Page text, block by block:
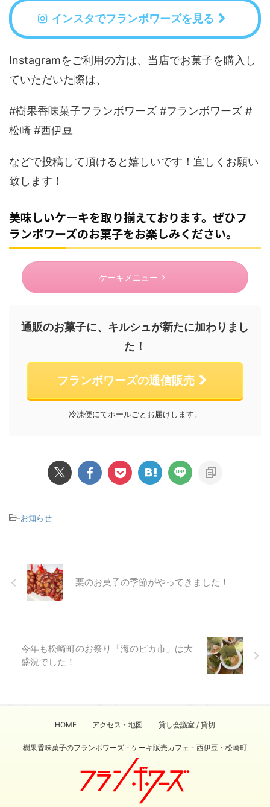
インスタでフランボワーズを見る
Instagramをご利用の方は、当店でお菓子を購入し
ていただいた際は、
#樹果香味菓子フランボワーズ #フランボワーズ #
松崎 #西伊豆
などで投稿して頂けると嬉しいです！宜しくお願い
致します！
美味しいケーキを取り揃えております。ぜひフ
ランボワーズのお菓子をお楽しみください。
ケーキメニュー
通販のお菓子に、キルシュが新たに加わりまし
た！
フランボワーズの通信販売
冷凍便にてホールごとお届けします。
-お知らせ
栗のお菓子の季節がやってきました！
今年も松崎町のお祭り「海のピカ市」は大
盛況でした！
HOME アクセス・地図 貸し会議室 / 貸切
樹果香味菓子のフランボワーズ - ケーキ販売カフェ - 西伊豆・松崎町